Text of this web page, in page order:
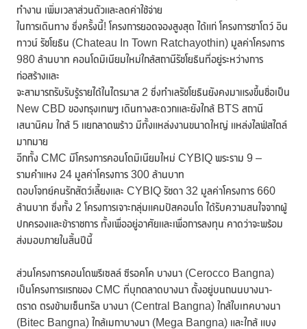
ทำงาน เพิ่มเวลาส่วนตัวและลดค่าใช้จ่าย
ในการเดินทาง ซึ่งครั้งนี้! โครงการยอดจองสูงสุด ได้แก่ โครงการชาโตว์ อิน
ทาวน์ รัชโยธิน (Chateau In Town Ratchayothin) มูลค่าโครงการ
980 ล้านบาท คอนโดมิเนียมใหม่ใกล้สถานีรัชโยธินที่อยู่ระหว่างการ
ก่อสร้างและ
จะสามารถรับรับรู้รายได้ในไตรมาส 2 ซึ่งทำเลรัชโยธินยังคงมาแรงขึ้นชื่อเป็น
New CBD ของกรุงเทพฯ เดินทางสะดวกและยังใกล้ BTS สถานี
เสนานิคม ใกล้ 5 แยกลาดพร้าว มีทั้งแหล่งงานขนาดใหญ่ แหล่งไลฟ์สไตล์
มากมาย
อีกทั้ง CMC มีโครงการคอนโดมิเนียมใหม่ CYBIQ พระราม 9 –
รามคำแหง 24 มูลค่าโครงการ 300 ล้านบาท
ตอบโจทย์คนรักสัตว์เลี้ยงและ CYBIQ รัชดา 32 มูลค่าโครงการ 660
ล้านบาท ซึ่งทั้ง 2 โครงการเจาะกลุ่มแคมปัสคอนโด ได้รับความสนใจจากผู้
ปกครองและข้าราชการ ทั้งเพื่ออยู่อาศัยและเพื่อการลงทุน คาดว่าจะพร้อม
ส่งมอบภายในสิ้นปีนี้
ส่วนโครงการคอนโดพรีเซลล์ ซีรอคโค บางนา (Cerocco Bangna)
เป็นโครงการแรกของ CMC ที่บุกตลาดบางนา ตั้งอยู่บนถนนบางนา-
ตราด ตรงข้ามเซ็นทรัล บางนา (Central Bangna) ใกล้ไบเทคบางนา
(Bitec Bangna) ใกล้เมกาบางนา (Mega Bangna) และใกล้ แบง